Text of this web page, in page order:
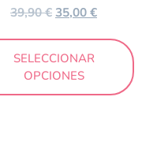
39,90€35,00€
SELECCIONAR
OPCIONES